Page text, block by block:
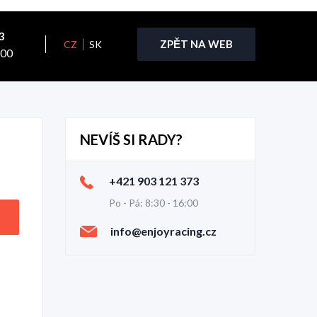
CZ SK ZPĚT NA WEB
NEVÍŠ SI RADY?
+421 903 121 373
Po - Pá: 8:30 - 16:00
info@enjoyracing.cz